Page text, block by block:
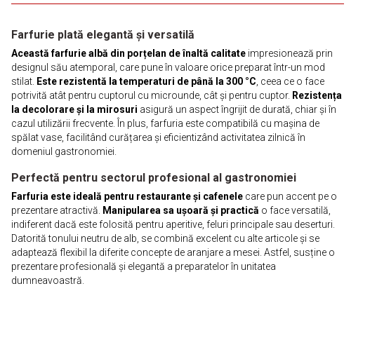
Farfurie plată elegantă și versatilă
Această farfurie albă din porțelan de înaltă calitate impresionează prin
designul său atemporal, care pune în valoare orice preparat într-un mod
stilat. Este rezistentă la temperaturi de până la 300 °C , ceea ce o face
potrivită atât pentru cuptorul cu microunde, cât și pentru cuptor. Rezistența
la decolorare și la mirosuri asigură un aspect îngrijit de durată, chiar și în
cazul utilizării frecvente. În plus, farfuria este compatibilă cu mașina de
spălat vase, facilitând curățarea și eficientizând activitatea zilnică în
domeniul gastronomiei.
Perfectă pentru sectorul profesional al gastronomiei
Farfuria este ideală pentru restaurante și cafenele care pun accent pe o
prezentare atractivă.
Manipularea sa ușoară și practică o face versatilă,
indiferent dacă este folosită pentru aperitive, feluri principale sau deserturi.
Datorită tonului neutru de alb, se combină excelent cu alte articole și se
adaptează flexibil la diferite concepte de aranjare a mesei. Astfel, susține o
prezentare profesională și elegantă a preparatelor în unitatea
dumneavoastră.